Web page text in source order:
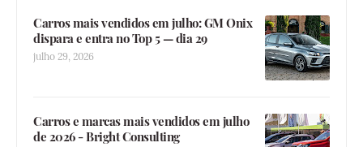
Carros mais vendidos em julho: GM Onix
dispara e entra no Top 5 — dia 29
julho 29, 2026
Carros e marcas mais vendidos em julho
de 2026 - Bright Consulting